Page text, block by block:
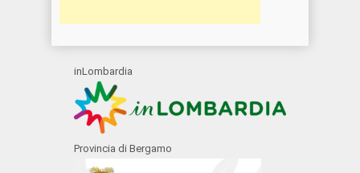
inLombardia
Provincia di Bergamo